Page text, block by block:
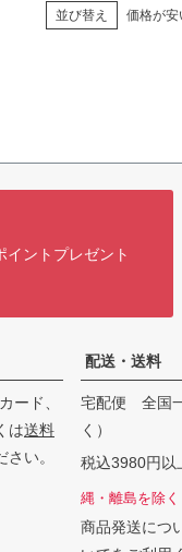
並び替え 価格が安
イントプレゼント
ード、
は送料
い。
配送・送料
宅配便 全国
く）
税込3980円以
縄・離島を除く
商品発送につ